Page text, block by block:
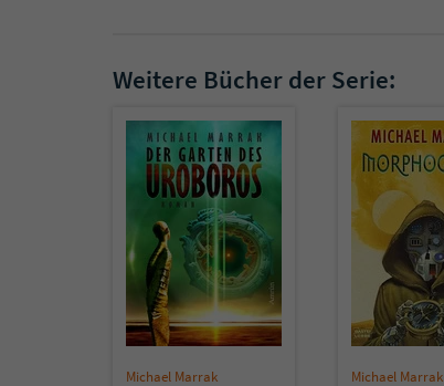
Weitere Bücher der Serie:
Michael Marrak Michael Marrak